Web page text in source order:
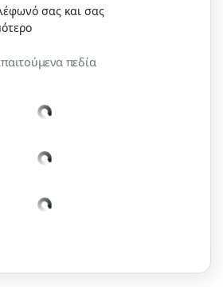
σας και σας
πεδία